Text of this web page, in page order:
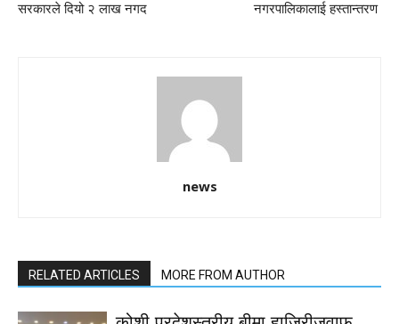
सरकारले दियो २ लाख नगद
नगरपालिकालाई हस्तान्तरण
news
RELATED ARTICLES MORE FROM AUTHOR